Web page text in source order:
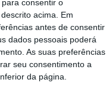
consentir o
acima. Em
antes de consentir
dados pessoais poderá
As suas preferências
seu consentimento a
da página.